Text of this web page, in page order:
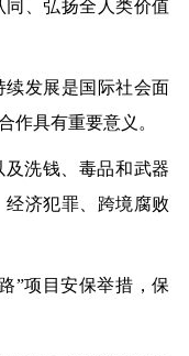
、弘扬全人类价值
发展是国际社会面
作具有重要意义。
洗钱、毒品和武器
济犯罪、跨境腐败
项目安保举措，保